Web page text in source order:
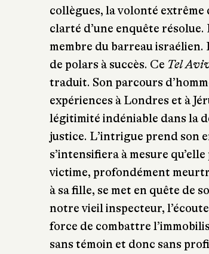
collègues, la volonté extrême
clarté d’une enquête résolue.
membre du barreau israélien.
de polars à succès. Ce Tel
traduit. Son parcours
expériences à Londres et à
légitimité indéniable dans la
justice. L’intrigue prend son
s’intensifiera à mesure
victime, profondément
à sa fille, se met en quête de
notre vieil inspecteur,
force de combattre
sans témoin et donc sans